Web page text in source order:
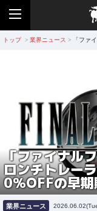
トップ > 業界ニュース > 「ファ
「ファイナル
ロンチトレー
0％OFFの早
業界ニュース